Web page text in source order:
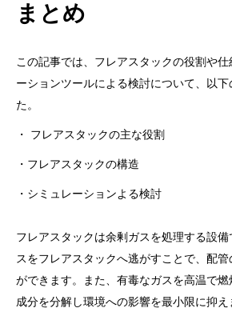
まとめ
この記事では、フレアスタックの役割や
ーションツールによる検討について、以
た。
・ フレアスタックの主な役割
・フレアスタックの構造
・シミュレーションよる検討
フレアスタックは余剰ガスを処理する設
スをフレアスタックへ逃がすことで、配
ができます。また、有毒なガスを高温で
成分を分解し環境への影響を最小限に抑